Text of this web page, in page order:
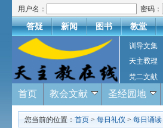
用户名： 密码：
答疑 新闻 图书 教堂
训导文集
天主教理
梵二文献
首页 教会文献 圣经园地
您当前的位置： 首页 > 每日礼仪 > 每日诵读